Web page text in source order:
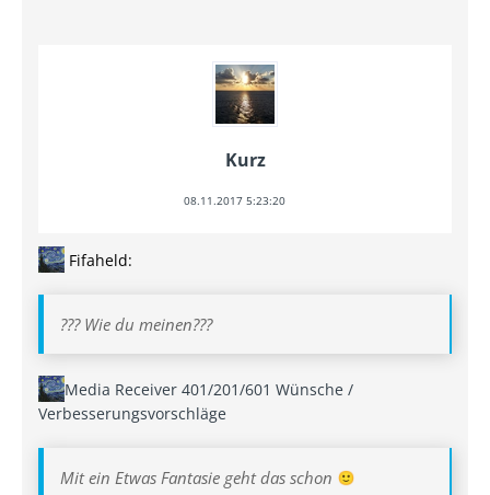
Kurz
08.11.2017 5:23:20
Fifaheld:
??? Wie du meinen???
Media Receiver 401/201/601 Wünsche /
Verbesserungsvorschläge
Mit ein Etwas Fantasie geht das schon